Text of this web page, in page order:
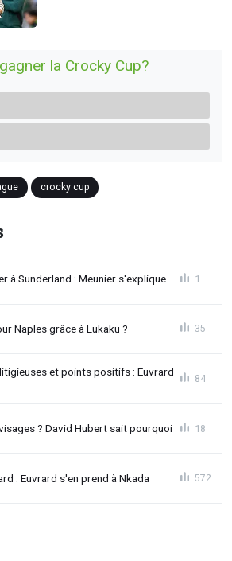
la Crocky Cup?
crocky cup
à Sunderland : Meunier s'explique 1
Naples grâce à Lukaku ? 35
et points positifs : Euvrard
84
? David Hubert sait pourquoi 18
: Euvrard s'en prend à Nkada 572